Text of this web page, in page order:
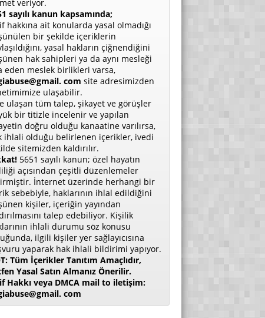
veriyor.
sayılı kanun kapsamında;
hakkına ait konularda yasal olmadığı
bir şekilde içeriklerin
yasal hakların çiğnendiğini
hak sahipleri ya da aynı mesleği
eden meslek birlikleri varsa,
com site adresimizden
ulaşabilir.
ulaşan tüm talep, şikayet ve görüşler
bir titizle incelenir ve yapılan
doğru olduğu kanaatine varılırsa,
ihlali olduğu belirlenen içerikler, ivedi
sitemizden kaldırılır.
5651 sayılı kanun; özel hayatın
açısından çeşitli düzenlemeler
İnternet üzerinde herhangi bir
sebebiyle, haklarının ihlal edildiğini
kişiler, içeriğin yayından
talep edebiliyor. Kişilik
ihlali durumu söz konusu
ilgili kişiler yer sağlayıcısına
yaparak hak ihlali bildirimi yapıyor.
Tüm İçerikler Tanıtım Amaçlıdır,
Yasal Satın Almanız Önerilir.
Hakkı veya DMCA mail to iletişim:
com